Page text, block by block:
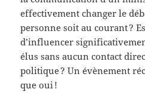
effectivement changer le
personne soit au courant ?
d’influencer
élus sans aucun contact
politique ? Un évènement
que oui !